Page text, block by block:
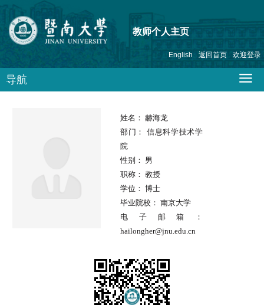
教师个人主页
English 返回首页 欢迎登录
导航
姓名： 赫海龙
部门： 信息科学技术学
院
性别： 男
职称： 教授
学位： 博士
毕业院校： 南京大学
电子邮箱：
hailongher@jnu.edu.cn